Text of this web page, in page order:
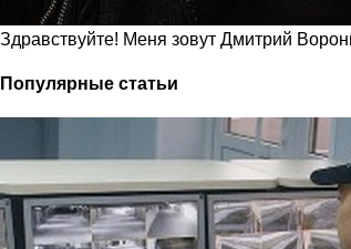
Здравствуйте! Меня зовут Дмитрий
Популярные статьи